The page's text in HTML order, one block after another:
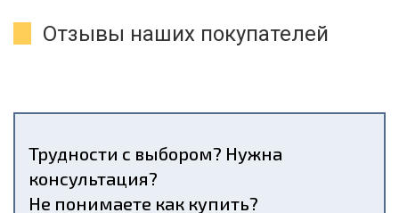
Отзывы наших покупателей
Трудности с выбором? Нужна
консультация?
Не понимаете как купить?